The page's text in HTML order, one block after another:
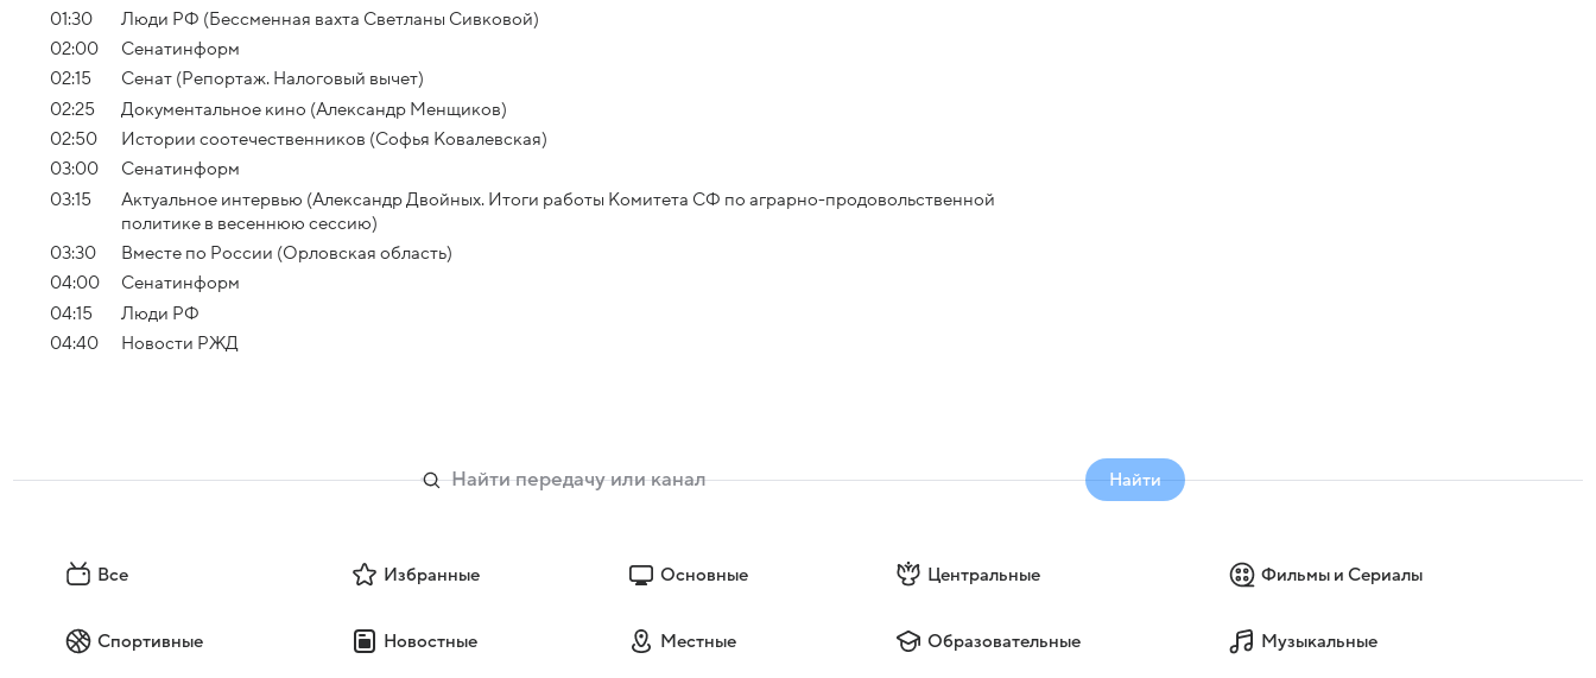
01:30
Люди РФ (Бессменная вахта Светланы Сивковой)
02:00
Сенатинформ
02:15
Сенат (Репортаж. Налоговый вычет)
02:25
Документальное кино (Александр Менщиков)
02:50
Истории соотечественников (Софья Ковалевская)
03:00
Сенатинформ
03:15
Актуальное интервью (Александр Двойных. Итоги работы Комитета СФ по аграрно-продовольственной
политике в весеннюю сессию)
03:30
Вместе по России (Орловская область)
04:00
Сенатинформ
04:15
Люди РФ
04:40
Новости РЖД
Найти
Все Избранные Основные Центральные Фильмы и Сериалы
Спортивные Новостные Местные Образовательные Музыкальные